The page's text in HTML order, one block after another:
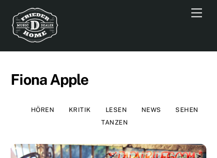
content
Fiona Apple
HÖREN KRITIK LESEN NEWS
SEHEN
TANZEN